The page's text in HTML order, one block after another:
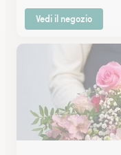
Vedi il negozio